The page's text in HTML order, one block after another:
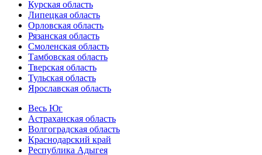
Курская область
Липецкая область
Орловская область
Рязанская область
Смоленская область
Тамбовская область
Тверская область
Тульская область
Ярославская область
Весь Юг
Астраханская область
Волгоградская область
Краснодарский край
Республика Адыгея